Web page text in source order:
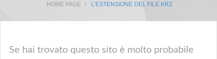
HOME PAGE L’ESTENSIONE DEL FILE KRZ
Se hai trovato questo sito è molto probabile